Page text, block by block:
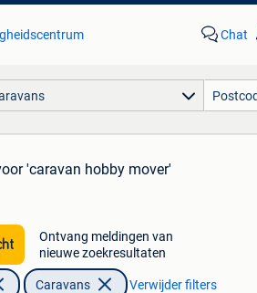
Chat
'caravan hobby mover'
Ontvang meldingen van
nieuwe zoekresultaten
Caravans Verwijder filters